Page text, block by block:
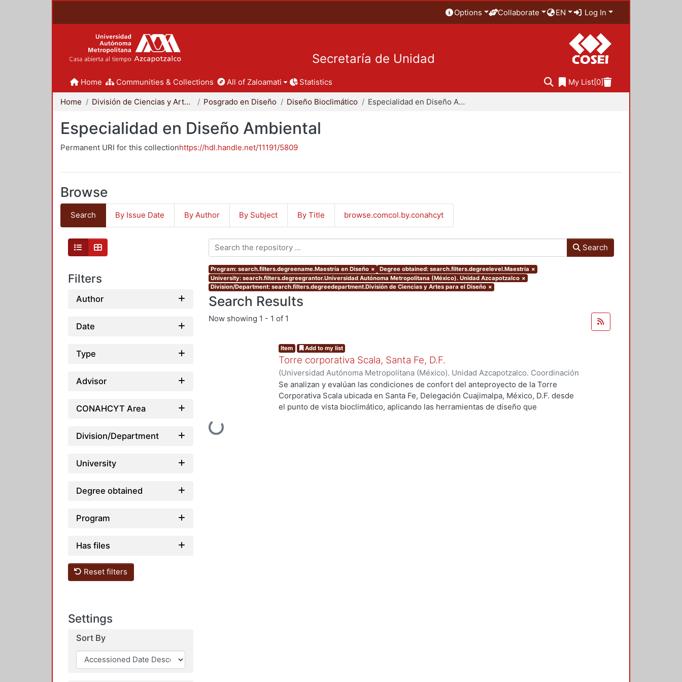
Options Collaborate EN Log In
Secretaría de Unidad
Home Communities & Collections All of Zaloamati Statistics My List[0]
Home División de Ciencias y Artes para el Diseño Posgrado en Diseño Diseño Bioclimático Especialidad en Diseño Ambiental
Especialidad en Diseño Ambiental
Permanent URI for this collectionhttps://hdl.handle.net/11191/5809
Browse
Search By Issue Date By Author By Subject By Title browse.comcol.by.conahcyt
Filters
Author
Date
Type
Advisor
CONAHCYT Area
Division/Department
University
Degree obtained
Program
Has files
Reset filters
Settings
Sort By
Search
Program: search.filters.degreename.Maestría en Diseño × Degree obtained: search.filters.degreelevel.Maestría ×
University: search.filters.degreegrantor.Universidad Autónoma Metropolitana (México). Unidad Azcapotzalco ×
Division/Department: search.filters.degreedepartment.División de Ciencias y Artes para el Diseño ×
Search Results
Now showing 1 - 1 of 1
Loading...
Item Add to my list
Torre corporativa Scala, Santa Fe, D.F.
(Universidad Autónoma Metropolitana (México). Unidad Azcapotzalco. Coordinación
de Servicios de Información.,1999)Corro Eguia, Guillermo Heriberto
Se analizan y evalúan las condiciones de confort del anteproyecto de la Torre
Corporativa Scala ubicada en Santa Fe, Delegación Cuajimalpa, México, D.F. desde
el punto de vista bioclimático, aplicando las herramientas de diseño que